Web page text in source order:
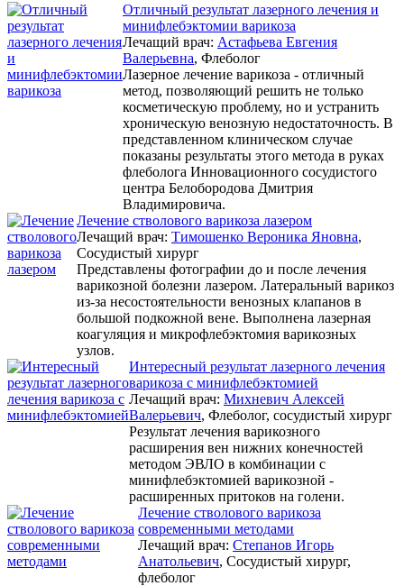
Отличный результат лазерного лечения и
минифлебэктомии варикоза
Лечащий врач: Астафьева Евгения
Валерьевна, Флеболог
Лазерное лечение варикоза - отличный
метод, позволяющий решить не только
косметическую проблему, но и устранить
хроническую венозную недостаточность. В
представленном клиническом случае
показаны результаты этого метода в руках
флеболога Инновационного сосудистого
центра Белобородова Дмитрия
Владимировича.
Лечение стволового варикоза лазером
Лечащий врач: Тимошенко Вероника Яновна,
Сосудистый хирург
Представлены фотографии до и после лечения
варикозной болезни лазером. Латеральный варикоз
из-за несостоятельности венозных клапанов в
большой подкожной вене. Выполнена лазерная
коагуляция и микрофлебэктомия варикозных
узлов.
Интересный результат лазерного лечения
варикоза с минифлебэктомией
Лечащий врач: Михневич Алексей
Валерьевич, Флеболог, сосудистый хирург
Результат лечения варикозного
расширения вен нижних конечностей
методом ЭВЛО в комбинации с
минифлебэктомией варикозной -
расширенных притоков на голени.
Лечение стволового варикоза
современными методами
Лечащий врач:Степанов Игорь
Анатольевич, Сосудистый хирург,
флеболог